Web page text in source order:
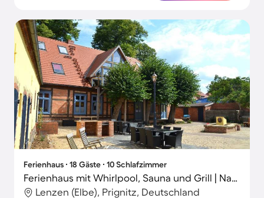
Ferienhaus ∙ 18 Gäste ∙ 10 Schlafzimmer
Ferienhaus mit Whirlpool, Sauna und Grill | Naturblick
Lenzen (Elbe), Prignitz, Deutschland